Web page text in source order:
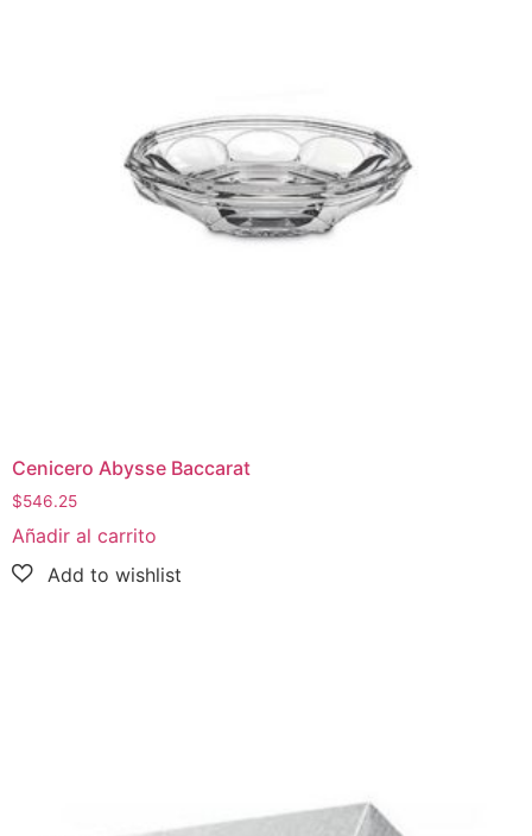
Cenicero Abysse Baccarat
$546.25
Añadir al carrito